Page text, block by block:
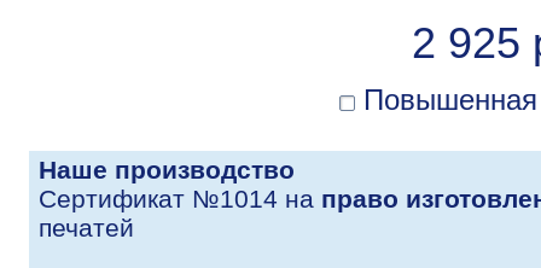
2 925
Повышенная
Наше производство
Сертификат №1014 на право
печатей